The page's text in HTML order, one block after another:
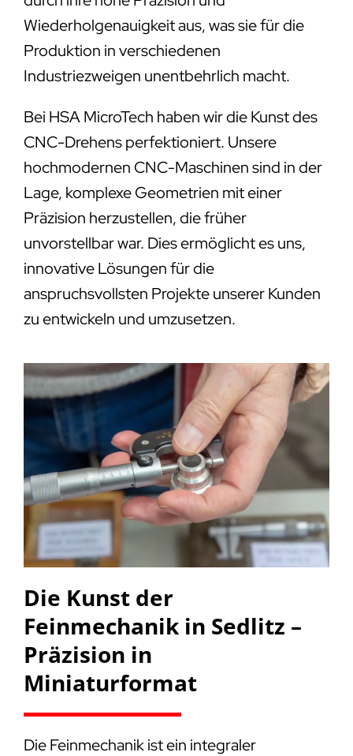
Wiederholgenauigkeit aus, was sie für die
Produktion in verschiedenen
Industriezweigen unentbehrlich macht.
Bei HSA MicroTech haben wir die Kunst des
CNC-Drehens perfektioniert. Unsere
hochmodernen CNC-Maschinen sind in der
Lage, komplexe Geometrien mit einer
Präzision herzustellen, die früher
unvorstellbar war. Dies ermöglicht es uns,
innovative Lösungen für die
anspruchsvollsten Projekte unserer Kunden
zu entwickeln und umzusetzen.
Die Kunst der
Feinmechanik in Sedlitz –
Präzision in
Miniaturformat
Die Feinmechanik ist ein integraler